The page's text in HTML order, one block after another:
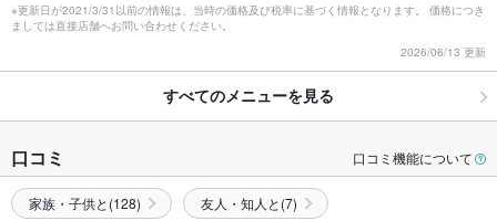
※更新日が2021/3/31以前の情報は、当時の価格及び税率に基づく情報となります。 価格につき
ましては直接店舗へお問い合わせください。
2026/06/13 更新
すべてのメニューを見る
口コミ 口コミ機能について
家族・子供と(128) 友人・知人と(7)